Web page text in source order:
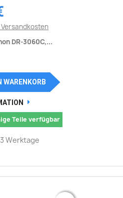
DR-3060C,...
WARENKORB
Teile verfügbar
Werktage